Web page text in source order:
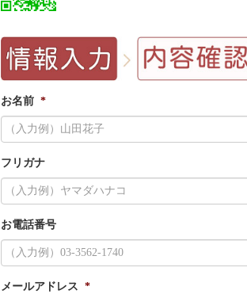
お名前 *
フリガナ
お電話番号
メールアドレス *